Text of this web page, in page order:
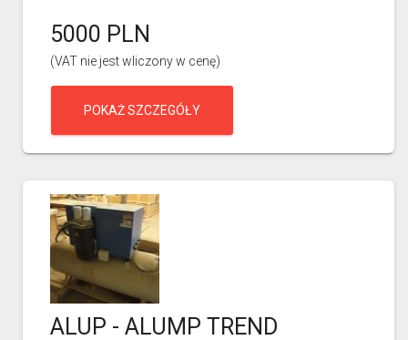
5000 PLN
(VAT nie jest wliczony w cenę)
POKAŻ SZCZEGÓŁY
ALUP - ALUMP TREND